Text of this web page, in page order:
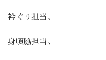
衿ぐり担当、
身頃脇担当、